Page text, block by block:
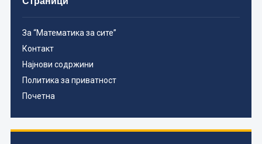
За “Математика за сите”
Контакт
Најнови содржини
Политика за приватност
Почетна